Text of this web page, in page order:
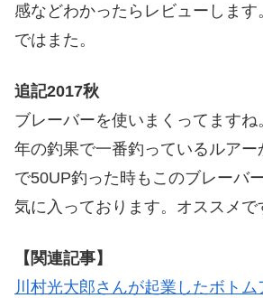
感などわかったらレビューします
ではまた。
追記2017秋
ブレーバーを使いまくってます
年の釣果で一番釣っているルアー
で50UP釣った時もこのブレーバ
気に入っております。オススメで
【関連記事】
川村光大郎さんが起業したボト